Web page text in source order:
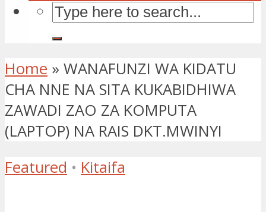
Home » WANAFUNZI WA KIDATU
CHA NNE NA SITA KUKABIDHIWA
ZAWADI ZAO ZA KOMPUTA
(LAPTOP) NA RAIS DKT.MWINYI
Featured • Kitaifa